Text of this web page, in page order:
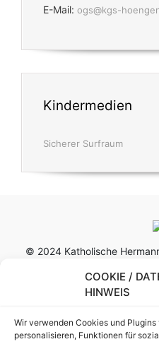
COOKIE /
HINWEIS
Wir verwenden Cookies und
personalisieren, Funktionen für
E-Mail: ogs@kgs-
Kindermedien
Sicherer Surfraum
© 2024 Katholische